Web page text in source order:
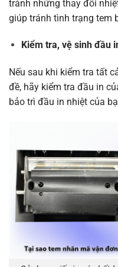
tránh những thay đổi
giúp tránh tình trạng tem
Kiểm tra, vệ sinh đầu
Nếu sau khi kiểm tra tất
đề, hãy kiểm tra đầu in
bảo trì đầu in nhiệt của